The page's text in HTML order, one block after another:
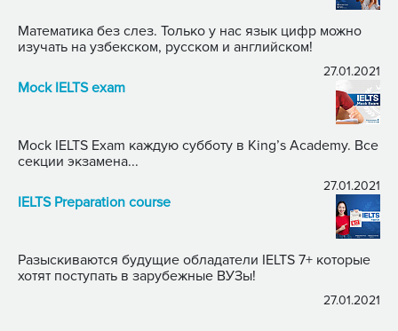
Математика без слез. Только у нас язык цифр можно
изучать на узбекском, русском и английском!
27.01.2021
Mock IELTS exam
Mock IELTS Exam каждую субботу в King’s Academy. Все
секции экзамена...
27.01.2021
IELTS Preparation course
Разыскиваются будущие обладатели IELTS 7+ которые
хотят поступать в зарубежные ВУЗы!
27.01.2021